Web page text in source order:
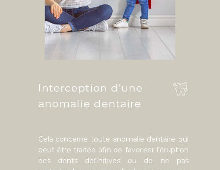
Interception d’une
anomalie dentaire
Cela concerne toute anomalie dentaire qui
peut être traitée afin de favoriser l’éruption
des dents définitives ou de ne pas